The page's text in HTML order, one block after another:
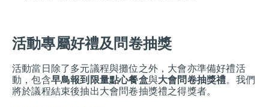
活動專屬好禮及問卷抽獎
活動當日除了多元議程與攤位之外，大會亦準備好禮活
動，包含早鳥報到限量點心餐盒與大會問卷抽獎禮。我們
將於議程結束後抽出大會問卷抽獎禮之得獎者。